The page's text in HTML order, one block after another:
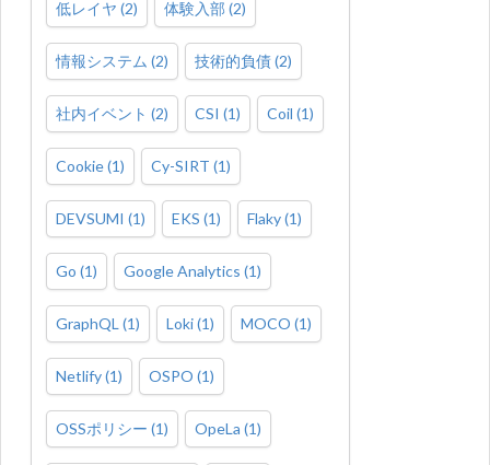
低レイヤ (2) 体験入部 (2)
情報システム (2) 技術的負債(2)
社内イベント (2) CSI (1) Coil (1)
Cookie(1) Cy-SIRT (1)
DEVSUMI (1) EKS (1) Flaky(1)
Go (1) Google Analytics (1)
GraphQL (1) Loki(1) MOCO (1)
Netlify(1) OSPO (1)
OSSポリシー (1) OpeLa (1)